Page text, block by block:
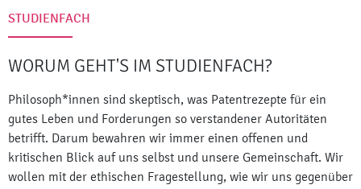
STUDIENFACH
WORUM GEHT'S IM STUDIENFACH?
Philosoph*innen sind skeptisch, was Patentrezepte für ein
gutes Leben und Forderungen so verstandener Autoritäten
betrifft. Darum bewahren wir immer einen offenen und
kritischen Blick auf uns selbst und unsere Gemeinschaft. Wir
wollen mit der ethischen Fragestellung, wie wir uns gegenüber